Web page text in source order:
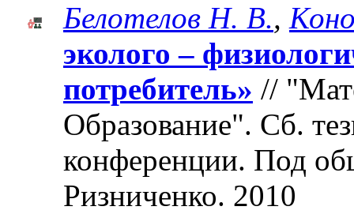
Белотелов Н. В.,
эколого –
потребитель» //
Образование". Cб.
конференции. Под
Ризниченко. 2010